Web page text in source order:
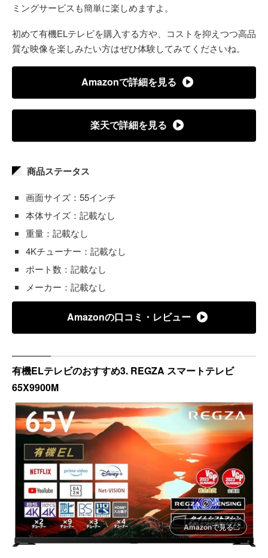
ミングサービスも簡単に楽しめますよ。
初めて有機ELテレビを購入する方や、コストを抑えつつ高品
質な映像を楽しみたい方はぜひ体験してみてくださいね。
Amazonで詳細を見る
楽天で詳細を見る
商品ステータス
画面サイズ：55インチ
本体サイズ：記載なし
重量：記載なし
4Kチューナー：記載なし
ポート数：記載なし
メーカー：記載なし
Amazonの口コミ・レビュー
有機ELテレビのおすすめ3. REGZA スマートテレビ
65X9900M
Amazonで見る